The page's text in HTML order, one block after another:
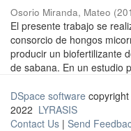
Osorio Miranda, Mateo (
El presente trabajo se
consorcio de hongos
producir un biofertilizante
de sabana. En un estudio
DSpace software
2022 LYRASIS
Contact Us | Send